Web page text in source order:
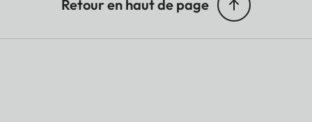
Retour en haut de page